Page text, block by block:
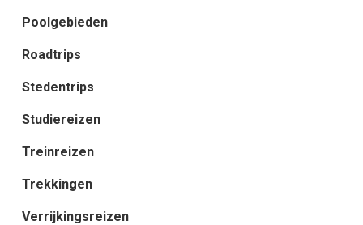
Poolgebieden
Roadtrips
Stedentrips
Studiereizen
Treinreizen
Trekkingen
Verrijkingsreizen